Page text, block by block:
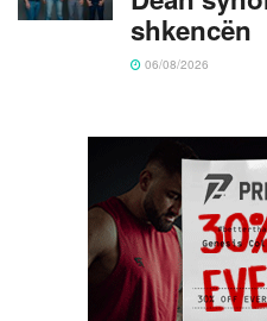
shkencën
06/08/2026